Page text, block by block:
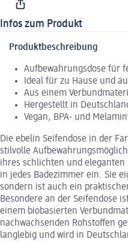
Infos zum Produkt
Produktbeschreibung
Aufbewahrungsdose für
Ideal für zu Hause und
Aus einem
Hergestellt in
Vegan, BPA- und
Die ebelin Seifendose in der
stilvolle
ihres schlichten und
in jedes Badezimmer ein. Sie
sondern ist auch ein
Besondere an der Seifendose
einem biobasierten
nachwachsenden Rohstoffen
langlebig und wird in